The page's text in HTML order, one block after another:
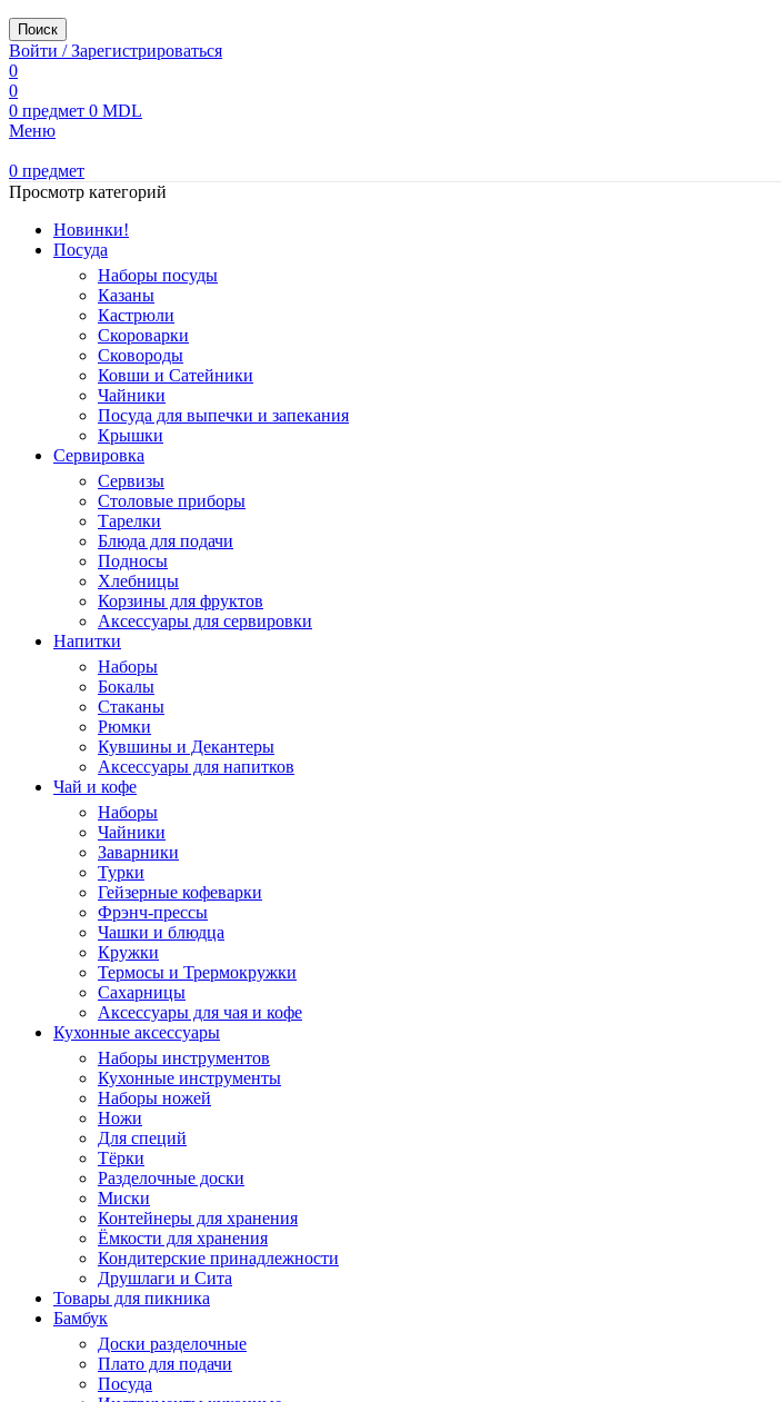
Поиск
Войти / Зарегистрироваться
0
0
0 предмет 0 MDL
Меню
0 предмет
Просмотр категорий
Новинки!
Посуда
Наборы посуды
Казаны
Кастрюли
Скороварки
Сковороды
Ковши и Сатейники
Чайники
Посуда для выпечки и запекания
Крышки
Сервировка
Сервизы
Столовые приборы
Тарелки
Блюда для подачи
Подносы
Хлебницы
Корзины для фруктов
Аксессуары для сервировки
Напитки
Наборы
Бокалы
Стаканы
Рюмки
Кувшины и Декантеры
Аксессуары для напитков
Чай и кофе
Наборы
Чайники
Заварники
Турки
Гейзерные кофеварки
Фрэнч-прессы
Чашки и блюдца
Кружки
Термосы и Трермокружки
Сахарницы
Аксессуары для чая и кофе
Кухонные аксессуары
Наборы инструментов
Кухонные инструменты
Наборы ножей
Ножи
Для специй
Тёрки
Разделочные доски
Миски
Контейнеры для хранения
Ёмкости для хранения
Кондитерские принадлежности
Друшлаги и Сита
Товары для пикника
Бамбук
Доски разделочные
Плато для подачи
Посуда